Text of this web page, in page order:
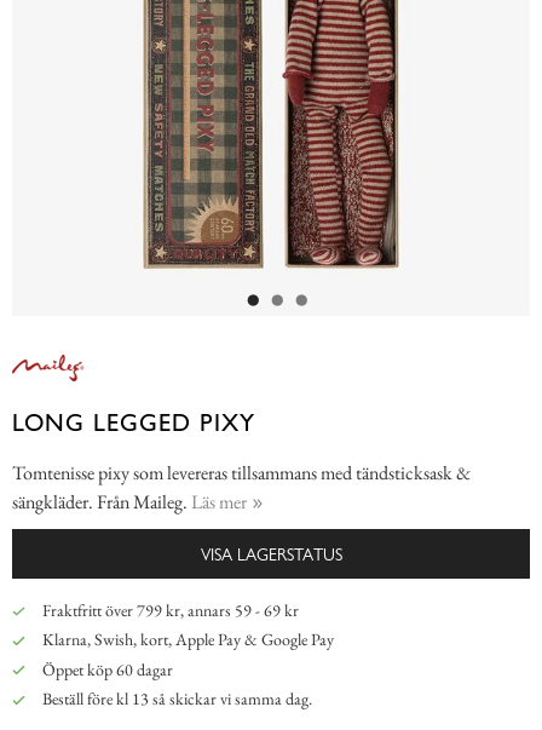
LONG LEGGED PIXY
Tomtenisse pixy som levereras tillsammans med tändsticksask &
sängkläder. Från Maileg. Läs mer
VISA LAGERSTATUS
Fraktfritt över 799 kr, annars 59 - 69 kr
Klarna, Swish, kort, Apple Pay & Google Pay
Öppet köp 60 dagar
Beställ före kl 13 så skickar vi samma dag.